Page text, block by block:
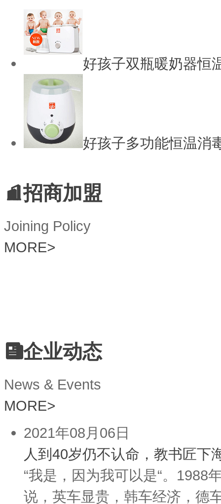
好孩子双瓶暖奶器恒
好孩子多功能恒温消
招商加盟
Joining Policy
MORE>
企业动态
News & Events
MORE>
2021年08月06日
人到40岁仍不认命，教书匠下
“我是，因为我可以是“。1988
说，英车显贵，韩车经济，德